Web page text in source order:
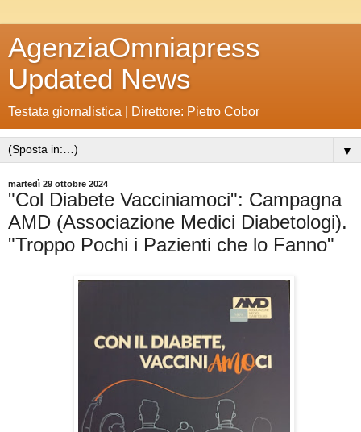
AgenziaOmniapress
Updated News
Testata giornalistica | Direttore: Pietro Cobor
▼
martedì 29 ottobre 2024
"Col Diabete Vacciniamoci": Campagna
AMD (Associazione Medici Diabetologi).
"Troppo Pochi i Pazienti che lo Fanno"